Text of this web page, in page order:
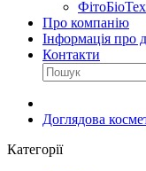
Про компанію
Інформація про
Контакти
Доглядова
Категорії